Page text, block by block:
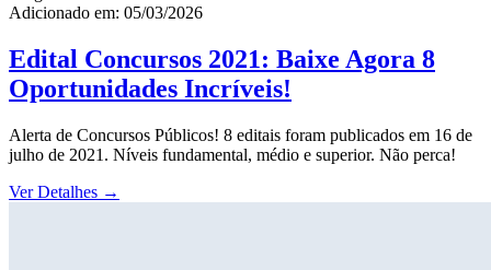
Adicionado em: 05/03/2026
Edital Concursos 2021: Baixe Agora 8
Oportunidades Incríveis!
Alerta de Concursos Públicos! 8 editais foram publicados em 16 de
julho de 2021. Níveis fundamental, médio e superior. Não perca!
Ver Detalhes →